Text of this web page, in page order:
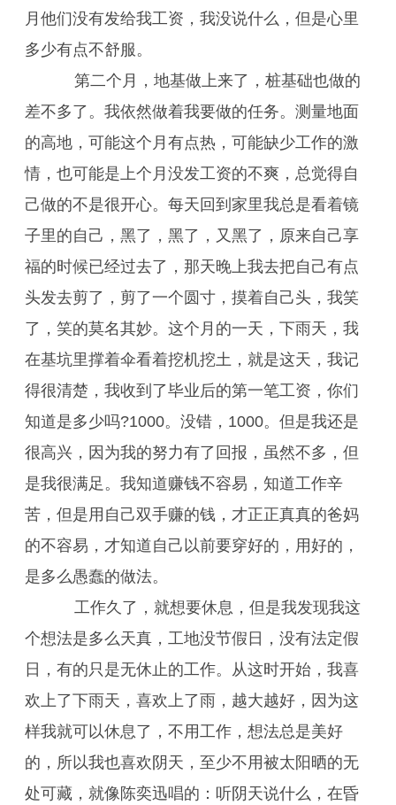
月他们没有发给我工资，我没说什么，但是心里
多少有点不舒服。
第二个月，地基做上来了，桩基础也做的
差不多了。我依然做着我要做的任务。测量地面
的高地，可能这个月有点热，可能缺少工作的激
情，也可能是上个月没发工资的不爽，总觉得自
己做的不是很开心。每天回到家里我总是看着镜
子里的自己，黑了，黑了，又黑了，原来自己享
福的时候已经过去了，那天晚上我去把自己有点
头发去剪了，剪了一个圆寸，摸着自己头，我笑
了，笑的莫名其妙。这个月的一天，下雨天，我
在基坑里撑着伞看着挖机挖土，就是这天，我记
得很清楚，我收到了毕业后的第一笔工资，你们
知道是多少吗?1000。没错，1000。但是我还是
很高兴，因为我的努力有了回报，虽然不多，但
是我很满足。我知道赚钱不容易，知道工作辛
苦，但是用自己双手赚的钱，才正正真真的爸妈
的不容易，才知道自己以前要穿好的，用好的，
是多么愚蠢的做法。
工作久了，就想要休息，但是我发现我这
个想法是多么天真，工地没节假日，没有法定假
日，有的只是无休止的工作。从这时开始，我喜
欢上了下雨天，喜欢上了雨，越大越好，因为这
样我就可以休息了，不用工作，想法总是美好
的，所以我也喜欢阴天，至少不用被太阳晒的无
处可藏，就像陈奕迅唱的：听阴天说什么，在昏